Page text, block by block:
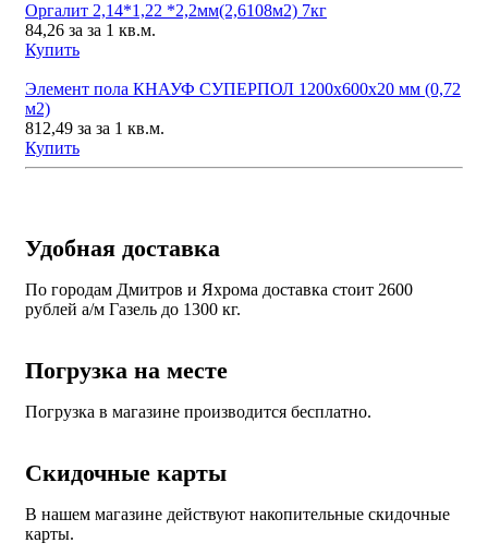
Оргалит 2,14*1,22 *2,2мм(2,6108м2) 7кг
84,26 за за 1 кв.м.
Купить
Элемент пола КНАУФ СУПЕРПОЛ 1200х600х20 мм (0,72
м2)
812,49 за за 1 кв.м.
Купить
Удобная доставка
По городам Дмитров и Яхрома доставка стоит 2600
рублей а/м Газель до 1300 кг.
Погрузка на месте
Погрузка в магазине производится бесплатно.
Скидочные карты
В нашем магазине действуют накопительные скидочные
карты.